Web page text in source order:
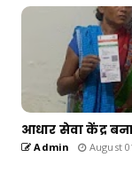
आधार सेवा केंद्र
Admin August